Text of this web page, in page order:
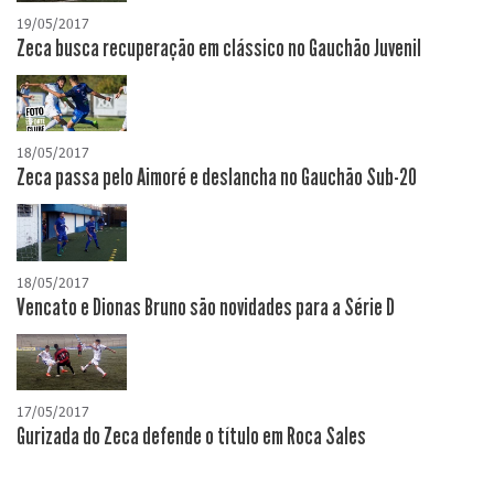
19/05/2017
Zeca busca recuperação em clássico no Gauchão Juvenil
18/05/2017
Zeca passa pelo Aimoré e deslancha no Gauchão Sub-20
18/05/2017
Vencato e Dionas Bruno são novidades para a Série D
17/05/2017
Gurizada do Zeca defende o título em Roca Sales